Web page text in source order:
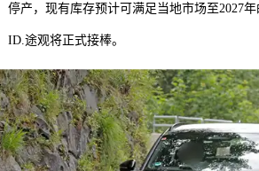
经销商
停产，现有库存预计可满足当地市场至2027年
ID.途观将正式接棒。